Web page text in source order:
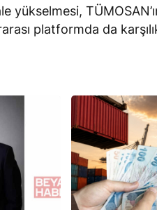
yükselmesi,
platformda da